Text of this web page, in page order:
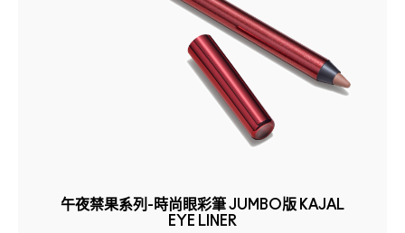
午夜禁果系列-時尚眼彩筆 JUMBO版 KAJAL
EYE LINER